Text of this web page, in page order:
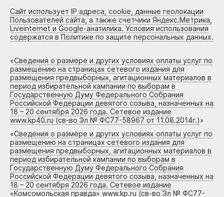
Сайт использует IP адреса, cookie, данные геолокации
Пользователей сайта, а также счетчики Яндекс.Метрика,
Liveinternet и Google-анатилика. Условия использования
содержатся в Политике по защите персональных данных.
«Сведения о размере и других условиях оплаты услуг по
размещению на страницах сетевого издания для
размещения предвыборных, агитационных материалов в
период избирательной кампании по выборам в
Государственную Думу Федерального Собрания
Российской Федерации девятого созыва, назначенных на
18 – 20 сентября 2026 года. Сетевое издание
www.kp40.ru (св-во Эл № ФС77-58967 от 11.08.2014г.)»
«Сведения о размере и других условиях оплаты услуг по
размещению на страницах сетевого издания для
размещения предвыборных, агитационных материалов в
период избирательной кампании по выборам в
Государственную Думу Федерального Собрания
Российской Федерации девятого созыва, назначенных на
18 – 20 сентября 2026 года. Сетевое издание
«Комсомольская правда» www.kp.ru (св-во Эл № ФС77-